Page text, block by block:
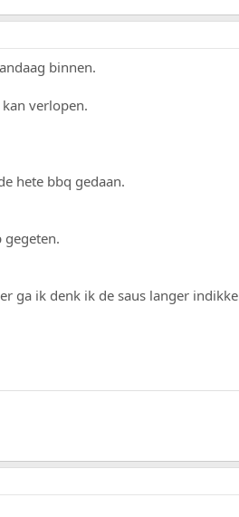
binnen.
verlopen.
hete bbq gedaan.
gegeten.
ga ik denk ik de saus langer